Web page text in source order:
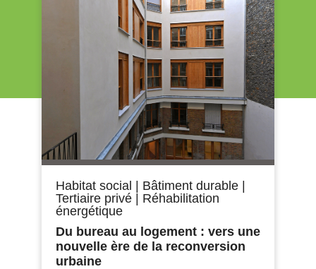
Habitat social | Bâtiment durable |
Tertiaire privé | Réhabilitation
énergétique
Du bureau au logement : vers une
nouvelle ère de la reconversion
urbaine